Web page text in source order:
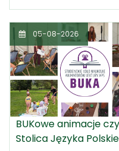
05-08-2026
BUKowe animacje
Stolica Języka